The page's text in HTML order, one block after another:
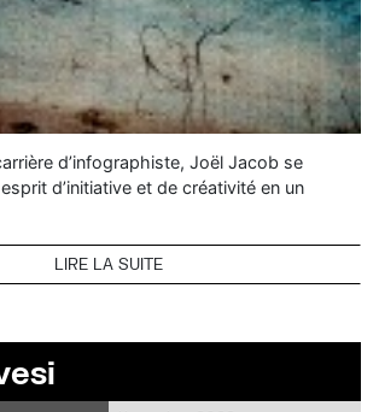
d’infographiste, Joël Jacob se
d’initiative et de créativité en un
LIRE LA SUITE